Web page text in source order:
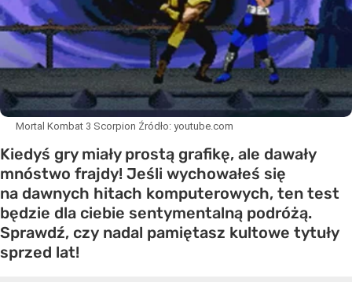
Mortal Kombat 3 Scorpion Źródło: youtube.com
Kiedyś gry miały prostą grafikę, ale dawały
mnóstwo frajdy! Jeśli wychowałeś się
na dawnych hitach komputerowych, ten test
będzie dla ciebie sentymentalną podróżą.
Sprawdź, czy nadal pamiętasz kultowe tytuły
sprzed lat!